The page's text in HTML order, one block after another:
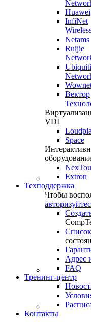
Huawei
InfiNet
Netams
Ruijie
Ubiquiti
Вектор
VDI
Space
Extron
Техподдержка
Чтобы
Адрес
FAQ
Тренинг-центр
Контакты